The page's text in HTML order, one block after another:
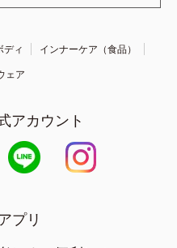
ディ
インナーケア（食品）
ェア
アカウント
プリ